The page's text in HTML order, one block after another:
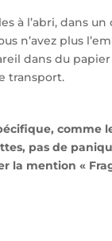
à l’abri, dans
n’avez plus
dans du
transport.
comme
pas de
la mention «